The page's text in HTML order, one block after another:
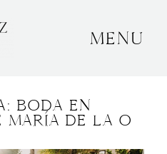
MENU
BODA EN
MARÍA DE LA O
MÍ